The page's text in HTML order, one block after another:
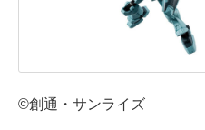
©創通・サンライズ